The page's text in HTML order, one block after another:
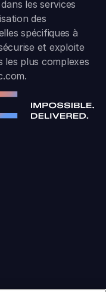
les services
des
spécifiques à
et exploite
les plus complexes
.